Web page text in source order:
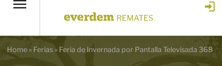
Home» Ferias» Feria de Invernada por Pantalla Televisada 368